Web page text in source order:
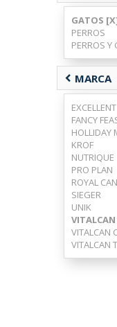
GATOS
PERROS
PERROS Y
chevron_left MARCA
EXCELLENT
FANCY
HOLLIDAY
KROF
NUTRIQUE
PRO PLAN
ROYAL
SIEGER
UNIK
VITALCAN
VITALCAN